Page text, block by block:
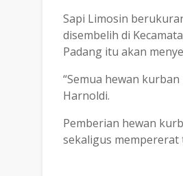
Sapi Limosin
disembelih di
Padang itu akan
“Semua hewan
Harnoldi.
Pemberian hewan
sekaligus mempererat